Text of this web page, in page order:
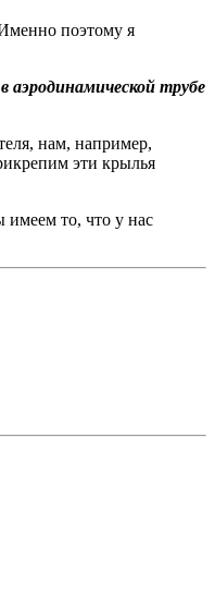
поэтому я
аэродинамической трубе
нам, например,
эти крылья
имеем то, что у нас